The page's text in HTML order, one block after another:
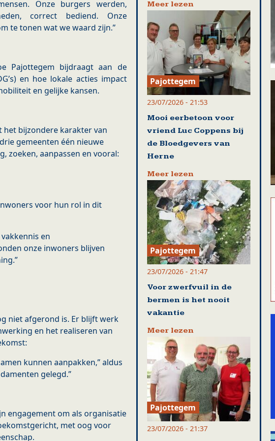
Onze burgers werden,
correct bediend. Onze
te tonen wat we waard zijn.”
Pajottegem bijdraagt aan de
en hoe lokale acties impact
en gelijke kansen.
bijzondere karakter van
gemeenten één nieuwe
zoeken, aanpassen en vooral:
voor hun rol in dit
en
onze inwoners blijven
niet afgerond is. Er blijft werk
en het realiseren van
kunnen aanpakken,” aldus
gelegd.”
engagement om als organisatie
met oog voor
Meer lezen
Pajottegem
23/07/2026 - 21:53
Mooi eerbetoon voor
vriend Luc Coppens bij
de Bloedgevers van
Herne
Meer lezen
Pajottegem
23/07/2026 - 21:47
Voor zwerfvuil in de
bermen is het nooit
vakantie
Meer lezen
Pajottegem
23/07/2026 - 21:37